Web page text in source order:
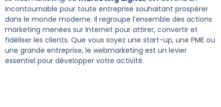
incontournable pour toute entreprise souhaitant prospérer
dans le monde moderne. Il regroupe l’ensemble des actions
marketing menées sur Internet pour attirer, convertir et
fidéliser les clients. Que vous soyez une start-up, une PME ou
une grande entreprise, le webmarketing est un levier
essentiel pour développer votre activité.